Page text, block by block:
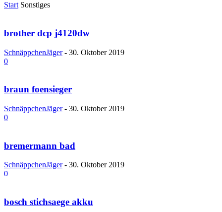
Start Sonstiges
brother dcp j4120dw
SchnäppchenJäger - 30. Oktober 2019
0
braun foensieger
SchnäppchenJäger - 30. Oktober 2019
0
bremermann bad
SchnäppchenJäger - 30. Oktober 2019
0
bosch stichsaege akku